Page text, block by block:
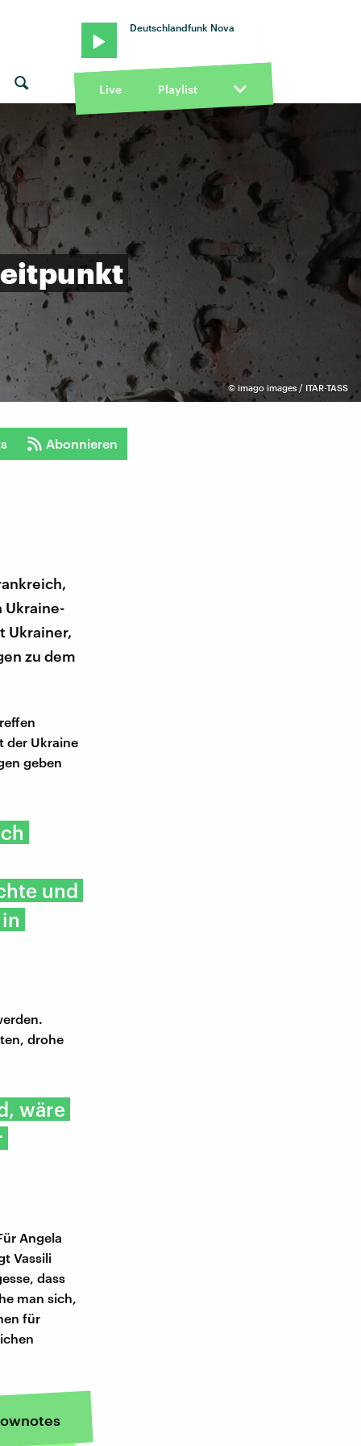
Deutschlandfunk Nova
Live Playlist
© imago images / ITAR-TASS
Abonnieren
Ukraine-
Ukrainer,
zu dem
der Ukraine
geben
und
drohe
wäre
Angela
Vassili
dass
man sich,
für